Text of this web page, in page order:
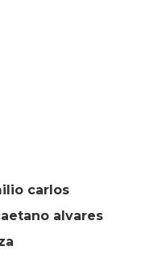
carlos
alvares